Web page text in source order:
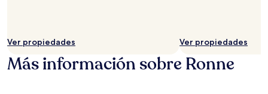
Ver propiedades Ver propiedades
Más información sobre Ronne